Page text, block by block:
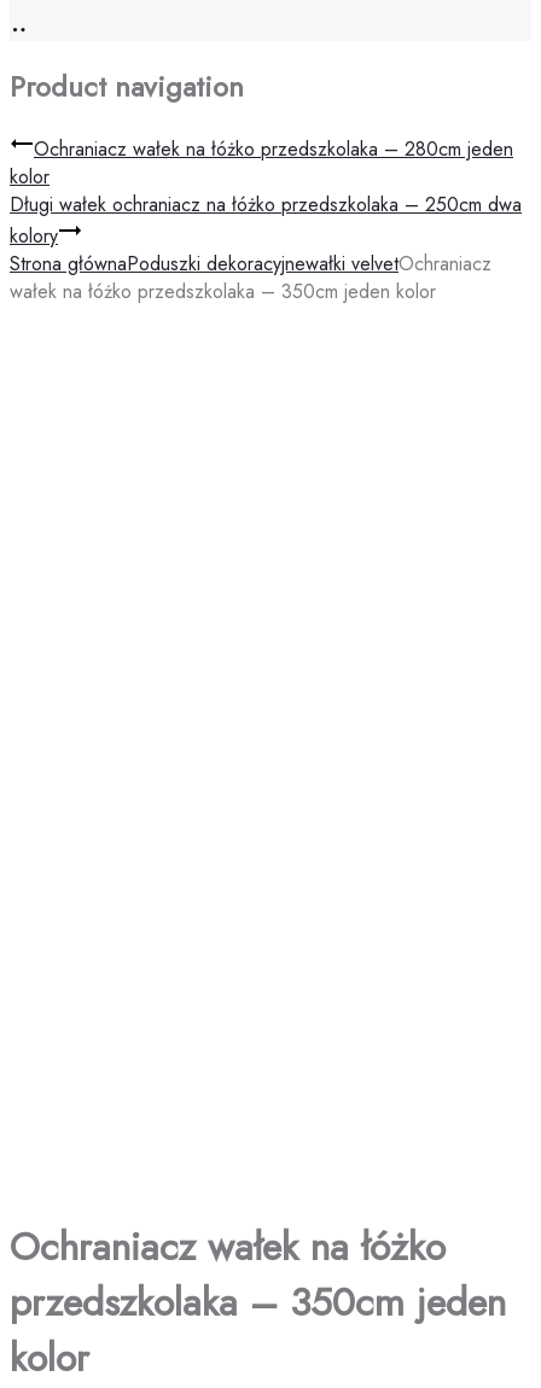
Product navigation
Ochraniacz wałek na łóżko przedszkolaka – 280cm jeden
kolor
Długi wałek ochraniacz na łóżko przedszkolaka – 250cm dwa
kolory
Strona głównaPoduszki dekoracyjnewałki velvetOchraniacz
wałek na łóżko przedszkolaka – 350cm jeden kolor
Ochraniacz wałek na łóżko
przedszkolaka – 350cm jeden
kolor